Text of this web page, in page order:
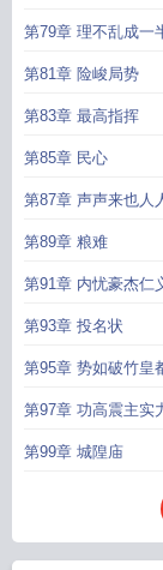
第79章 理不乱成一
第81章 险峻局势
第83章 最高指挥
第85章 民心
第87章 声声来也人
第89章 粮难
第91章 内忧豪杰仁
第93章 投名状
第95章 势如破竹皇
第97章 功高震主实
第99章 城隍庙